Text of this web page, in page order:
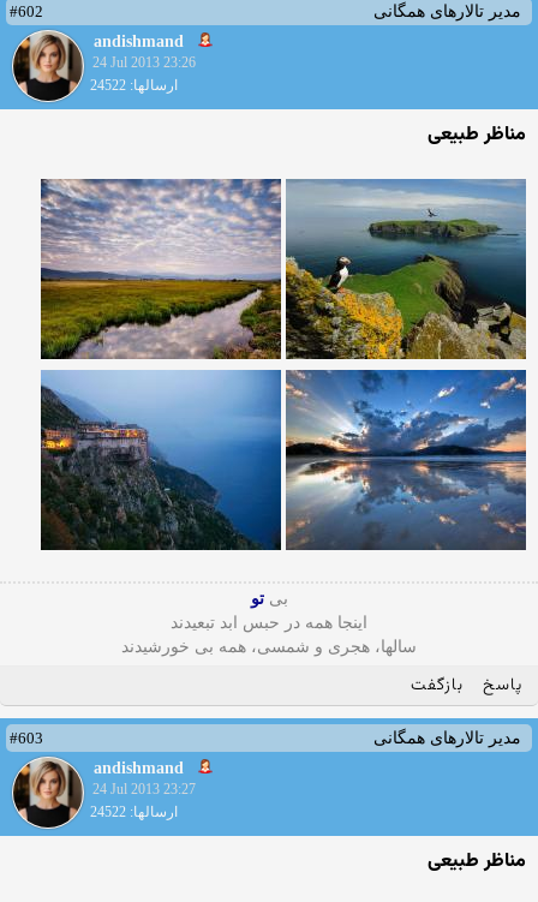
مدیر تالارهای همگانی
#602
andishmand
24 Jul 2013 23:26
ارسالها: 24522
مناظر طبیعی
بی تو
اینجا همه در حبس ابد تبعیدند
سالها، هجری و شمسی، همه بی خورشیدند
پاسخ بازگفت
مدیر تالارهای همگانی
#603
andishmand
24 Jul 2013 23:27
ارسالها: 24522
مناظر طبیعی